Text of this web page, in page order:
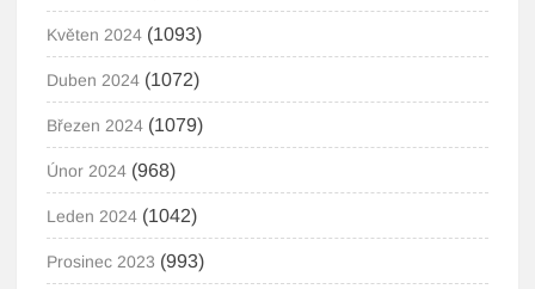
Květen 2024 (1093)
Duben 2024 (1072)
Březen 2024 (1079)
Únor 2024 (968)
Leden 2024 (1042)
Prosinec 2023 (993)